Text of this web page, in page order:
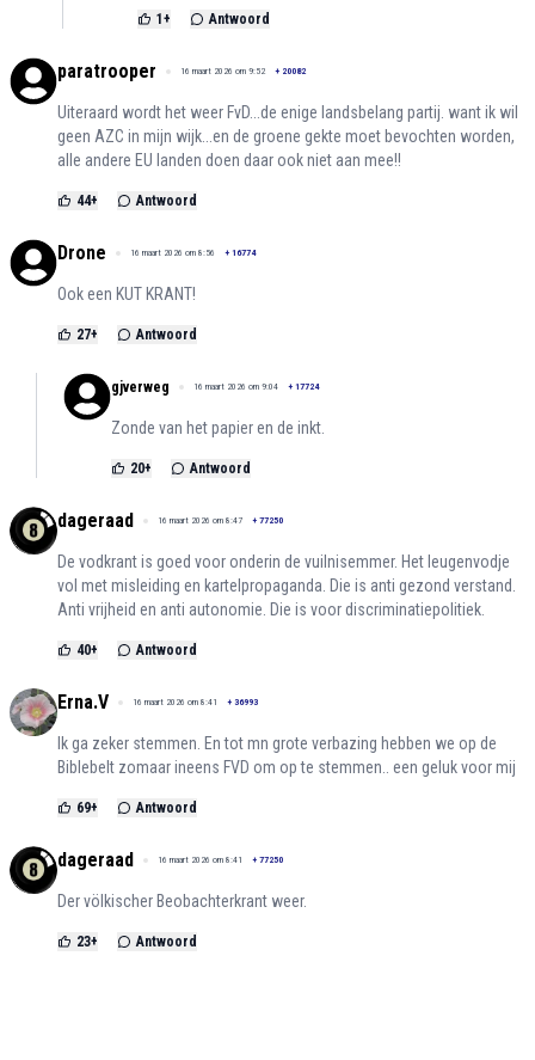
1 + Antwoord
paratrooper 16 maart 2026 om 9:52 + 20082
Uiteraard wordt het weer FvD...de enige landsbelang partij. want ik wil
geen AZC in mijn wijk...en de groene gekte moet bevochten worden,
alle andere EU landen doen daar ook niet aan mee!!
44+ Antwoord
Drone 16 maart 2026 om 8:56 + 16774
Ook een KUT KRANT!
27+ Antwoord
gjverweg 16 maart 2026 om 9:04 + 17724
Zonde van het papier en de inkt.
20+ Antwoord
dageraad 16 maart 2026 om 8:47 + 77250
De vodkrant is goed voor onderin de vuilnisemmer. Het leugenvodje
vol met misleiding en kartelpropaganda. Die is anti gezond verstand.
Anti vrijheid en anti autonomie. Die is voor discriminatiepolitiek.
40+ Antwoord
Erna.V 16 maart 2026 om 8:41 + 36993
Ik ga zeker stemmen. En tot mn grote verbazing hebben we op de
Biblebelt zomaar ineens FVD om op te stemmen.. een geluk voor mij
69+ Antwoord
dageraad 16 maart 2026 om 8:41 + 77250
Der völkischer Beobachterkrant weer.
23+ Antwoord